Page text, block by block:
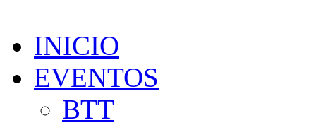
INICIO
EVENTOS
BTT